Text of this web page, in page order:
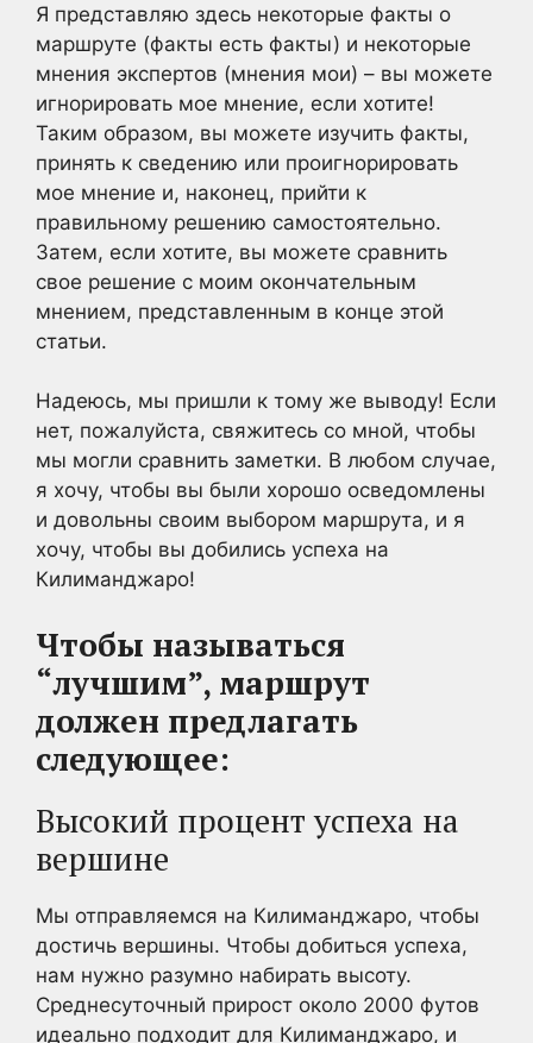
Я представляю здесь некоторые факты о
маршруте (факты есть факты) и некоторые
мнения экспертов (мнения мои) – вы можете
игнорировать мое мнение, если хотите!
Таким образом, вы можете изучить факты,
принять к сведению или проигнорировать
мое мнение и, наконец, прийти к
правильному решению самостоятельно.
Затем, если хотите, вы можете сравнить
свое решение с моим окончательным
мнением, представленным в конце этой
статьи.
Надеюсь, мы пришли к тому же выводу! Если
нет, пожалуйста, свяжитесь со мной, чтобы
мы могли сравнить заметки. В любом случае,
я хочу, чтобы вы были хорошо осведомлены
и довольны своим выбором маршрута, и я
хочу, чтобы вы добились успеха на
Килиманджаро!
Чтобы называться
“лучшим”, маршрут
должен предлагать
следующее:
Высокий процент успеха на
вершине
Мы отправляемся на Килиманджаро, чтобы
достичь вершины. Чтобы добиться успеха,
нам нужно разумно набирать высоту.
Среднесуточный прирост около 2000 футов
идеально подходит для Килиманджаро, и